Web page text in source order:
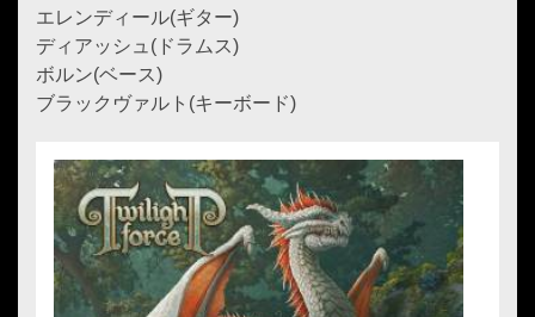
エレンディール(ギター)
ディアッシュ(ドラムス)
ボルン(ベース)
ブラックヴァルト(キーボード)